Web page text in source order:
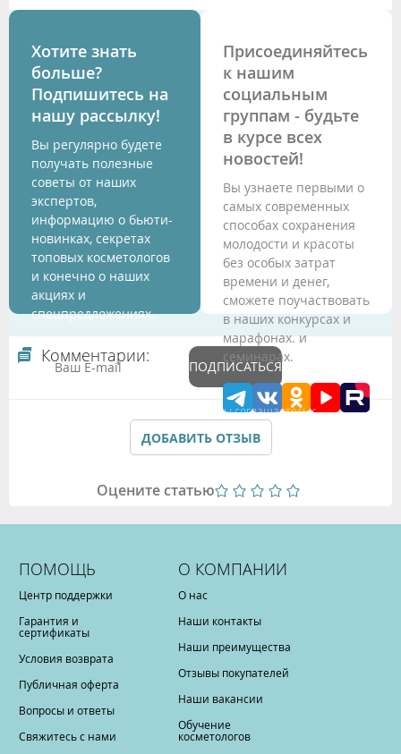
Хотите знать
больше?
Подпишитесь на
нашу рассылку!
Вы регулярно будете
получать полезные
советы от наших
экспертов,
информацию о бьюти-
новинках, секретах
топовых косметологов
и конечно о наших
акциях и
спецпредложениях.
ПОДПИСАТЬСЯ
Подтверждая данные формы Вы соглашаетесь с
Политикой обработки персональных данных
Присоединяйтесь
к нашим
социальным
группам - будьте
в курсе всех
новостей!
Вы узнаете первыми о
самых современных
способах сохранения
молодости и красоты
без особых затрат
времени и денег,
сможете поучаствовать
в наших конкурсах и
марафонах. и
семинарах.
Комментарии:
ДОБАВИТЬ ОТЗЫВ
Оцените статью
ПОМОЩЬ
Центр поддержки
Гарантия и
сертификаты
Условия возврата
Публичная оферта
Вопросы и ответы
Свяжитесь с нами
О КОМПАНИИ
О нас
Наши контакты
Наши преимущества
Отзывы покупателей
Наши вакансии
Обучение
косметологов